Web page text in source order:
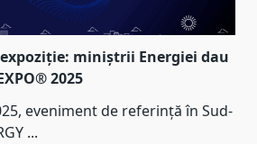
miniștrii Energiei dau
2025
eveniment de referință în Sud-
...